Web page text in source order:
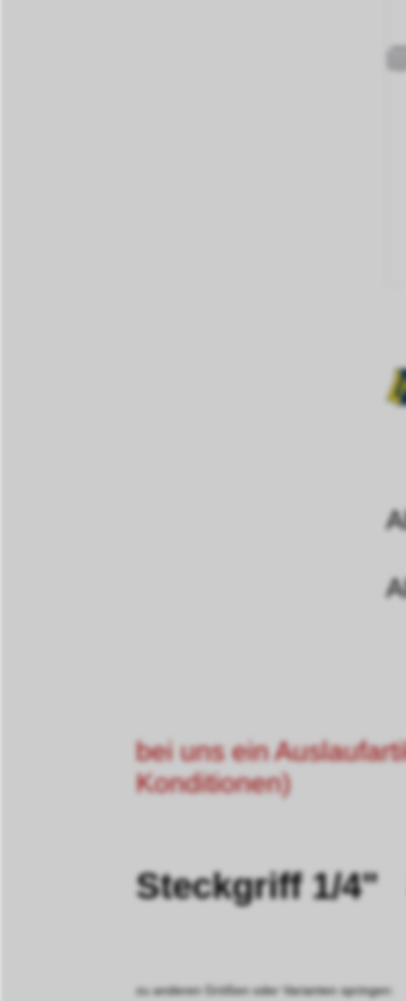
bei uns ein
Konditionen)
Steckgriff 1/4"
zu anderen Größen oder Varianten springen: